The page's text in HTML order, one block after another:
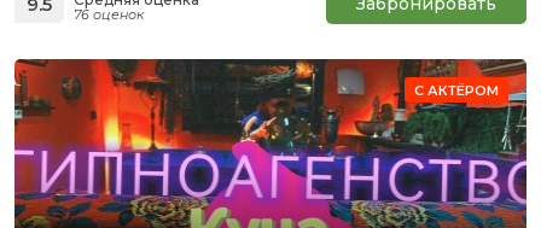
76 оценок
С АКТЁРОМ